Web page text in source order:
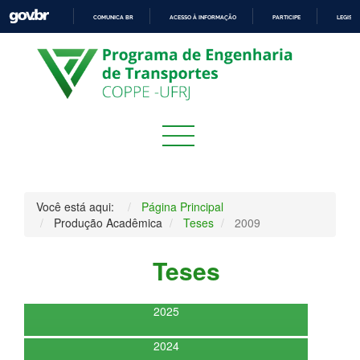
PARA
O
CONTEÚDO
COMUNICA BR ACESSO À INFORMAÇÃO PARTICIPE
Você está aqui:
Página Principal
Produção Acadêmica
Teses 2009
Teses
2025
2024